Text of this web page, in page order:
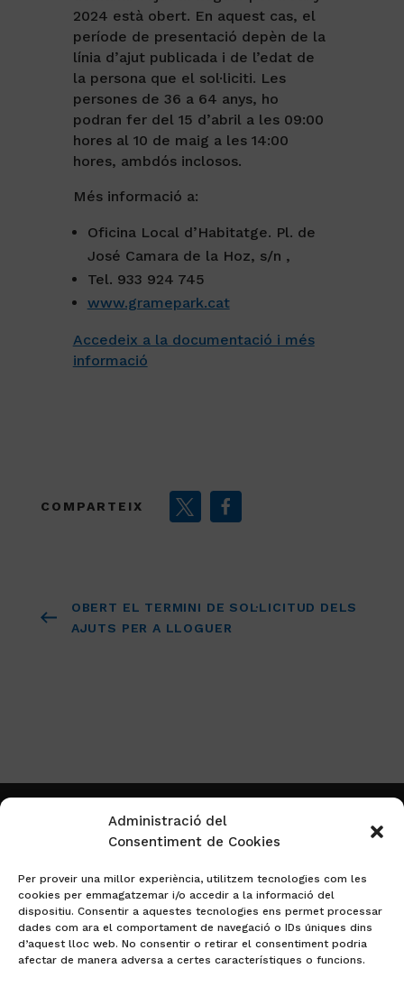
Administració del
Consentiment de Cookies
Per proveir una millor experiència, utilitzem tecnologies com les
cookies per emmagatzemar i/o accedir a la informació del
dispositiu. Consentir a aquestes tecnologies ens permet processar
dades com ara el comportament de navegació o IDs úniques dins
d’aquest lloc web. No consentir o retirar el consentiment podria
afectar de manera adversa a certes característiques o funcions.
2024 està obert. En aquest cas, el
període de presentació depèn de la
línia d’ajut publicada i de l’edat de
la persona que el sol·liciti. Les
persones de 36 a 64 anys, ho
podran fer del 15 d’abril a les 09:00
hores al 10 de maig a les 14:00
hores, ambdós inclosos.
Més informació a:
Oficina Local d’Habitatge. Pl. de
José Camara de la Hoz, s/n ,
Tel. 933 924 745
www.gramepark.cat
Accedeix a la documentació i més
informació
COMPARTEIX
OBERT EL TERMINI DE SOL·LICITUD DELS
AJUTS PER A LLOGUER
Plaça José Cámara de la Hoz, s/n,